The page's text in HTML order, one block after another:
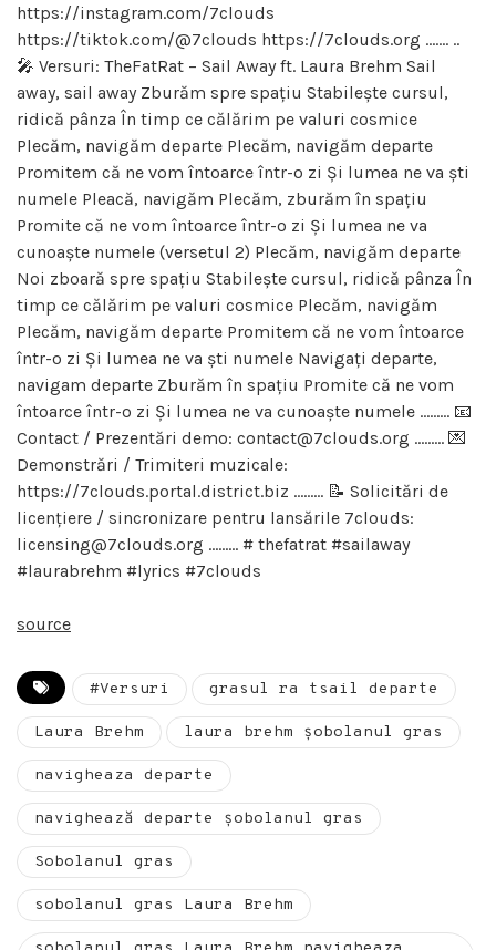
https://instagram.com/7clouds
https://tiktok.com/@7clouds https://7clouds.org ……. ..
🎤 Versuri: TheFatRat – Sail Away ft. Laura Brehm Sail
away, sail away Zburăm spre spațiu Stabilește cursul,
ridică pânza În timp ce călărim pe valuri cosmice
Plecăm, navigăm departe Plecăm, navigăm departe
Promitem că ne vom întoarce într-o zi Și lumea ne va ști
numele Pleacă, navigăm Plecăm, zburăm în spațiu
Promite că ne vom întoarce într-o zi Și lumea ne va
cunoaște numele (versetul 2) Plecăm, navigăm departe
Noi zboară spre spațiu Stabilește cursul, ridică pânza În
timp ce călărim pe valuri cosmice Plecăm, navigăm
Plecăm, navigăm departe Promitem că ne vom întoarce
într-o zi Și lumea ne va ști numele Navigați departe,
navigam departe Zburăm în spațiu Promite că ne vom
întoarce într-o zi Și lumea ne va cunoaște numele ……… 📧
Contact / Prezentări demo: contact@7clouds.org ……… 💌
Demonstrări / Trimiteri muzicale:
https://7clouds.portal.district.biz ……… 📝 Solicitări de
licențiere / sincronizare pentru lansările 7clouds:
licensing@7clouds.org ……… # thefatrat #sailaway
#laurabrehm #lyrics #7clouds
source
#Versuri grasul ra tsail departe
Laura Brehm laura brehm șobolanul gras
navigheaza departe
navighează departe șobolanul gras
Sobolanul gras
sobolanul gras Laura Brehm